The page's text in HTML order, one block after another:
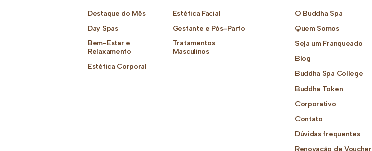
Destaque do Mês
Day Spas
Bem-Estar e
Relaxamento
Estética Corporal
Estética Facial
Gestante e Pós-Parto
Tratamentos
Masculinos
O Buddha Spa
Quem Somos
Seja um Franqueado
Blog
Buddha Spa College
Buddha Token
Corporativo
Contato
Dúvidas frequentes
Renovação de Voucher